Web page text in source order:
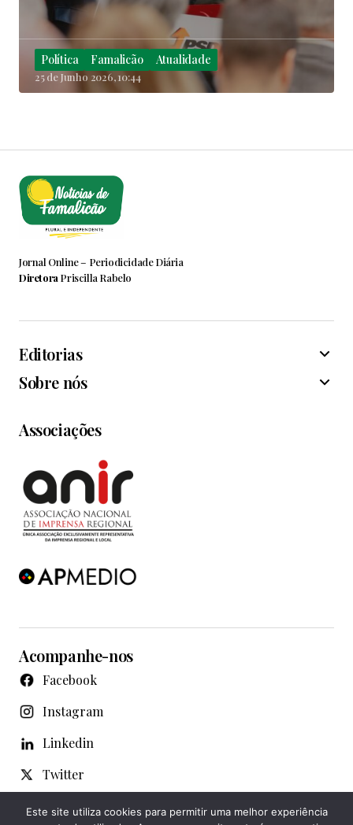
Política Famalicão Atualidade
25 de Junho 2026, 10:44
Jornal Online – Periodicidade Diária
Diretora Priscilla Rabelo
Editorias
Sobre nós
Associações
Acompanhe-nos
Facebook
Instagram
Linkedin
Twitter
WhatsApp
Este site utiliza cookies para permitir uma melhor experiência